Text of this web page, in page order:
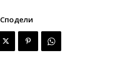
Сподели